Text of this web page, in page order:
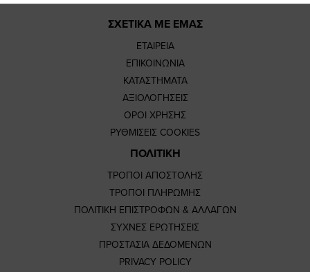
ΣΧΕΤΙΚΑ ΜΕ ΕΜΑΣ
ΕΤΑΙΡΕΙΑ
ΕΠΙΚΟΙΝΩΝΙΑ
ΚΑΤΑΣΤΗΜΑΤΑ
ΑΞΙΟΛΟΓΗΣΕΙΣ
ΟΡΟΙ ΧΡΗΣΗΣ
ΡΥΘΜΙΣΕΙΣ COOKIES
ΠΟΛΙΤΙΚΗ
ΤΡΟΠΟΙ ΑΠΟΣΤΟΛΗΣ
ΤΡΟΠΟΙ ΠΛΗΡΩΜΗΣ
ΠΟΛΙΤΙΚΗ ΕΠΙΣΤΡΟΦΩΝ & ΑΛΛΑΓΩΝ
ΣΥΧΝΕΣ ΕΡΩΤΗΣΕΙΣ
ΠΡΟΣΤΑΣΙΑ ΔΕΔΟΜΕΝΩΝ
PRIVACY POLICY